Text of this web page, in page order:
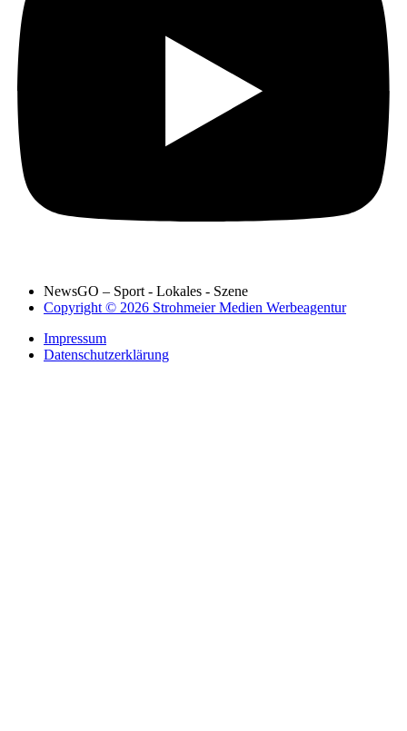
NewsGO – Sport - Lokales - Szene
Copyright © 2026 Strohmeier Medien Werbeagentur
Impressum
Datenschutzerklärung